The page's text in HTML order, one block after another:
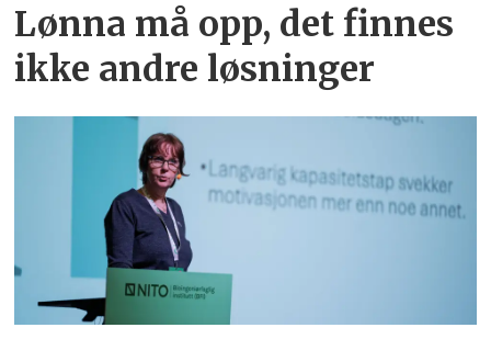
Lønna må opp, det finnes
ikke andre løsninger